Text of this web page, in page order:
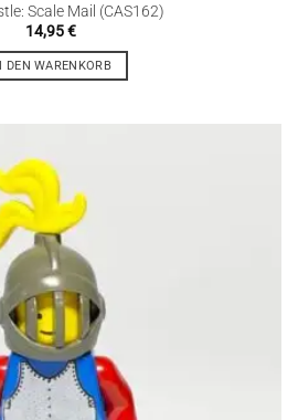
Scale Mail (CAS162)
14,95€
DEN WARENKORB